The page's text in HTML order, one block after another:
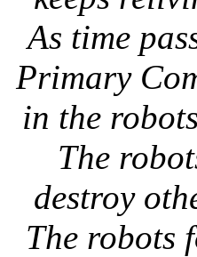
As time
Primary
in the
The
destroy
The robots